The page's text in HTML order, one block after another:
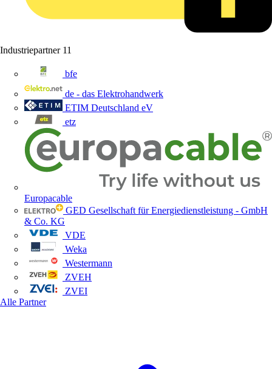
Industriepartner 11
bfe
de - das Elektrohandwerk
ETIM Deutschland eV
etz
Europacable
GED Gesellschaft für Energiedienstleistung - GmbH
& Co. KG
VDE
Weka
Westermann
ZVEH
ZVEI
Alle Partner